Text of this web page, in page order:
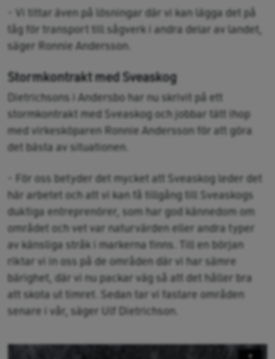
- Vi tittar även på lösningar där vi kan lägga det på
tåg för transport till sågverk i andra delar av landet,
säger Ronnie Andersson.
Stormkontrakt med Sveaskog
Dietrichsons i Andersbo har nu skrivit på ett
stormkontrakt med Sveaskog och jobbar tätt ihop
med virkesköparen Ronnie Andersson för att göra
det bästa av situationen.
- För oss betyder det mycket att Sveaskog leder det
här arbetet och att vi kan få tillgång till Sveaskogs
duktiga entreprenörer, som har god kännedom om
området och vet var naturvärden eller andra typer
av känsliga stråk i markerna finns. Till en början
riktar vi in oss på de områden där vi har sämre
bärighet, där vi nu packar väg så att det håller bra
att skota ut timret. Sedan tar vi fastare områden
senare i vår, säger Ulf Dietrichson.​​​​​